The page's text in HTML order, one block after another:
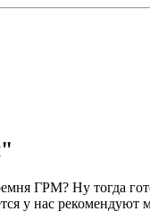
ГРМ? Ну тогда
у нас